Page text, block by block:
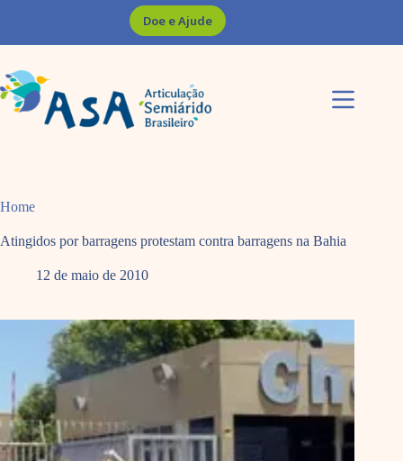
Doe e Ajude
Home
Atingidos por barragens protestam contra barragens na Bahia
12 de maio de 2010